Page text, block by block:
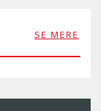
SE MERE